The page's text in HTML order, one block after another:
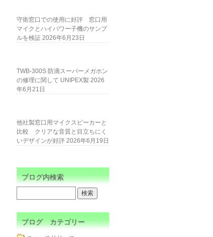
守衛窓口での使用に好評 窓口用
マイクとハイパワー子機のサンプ
ルを検証 2026年6月23日
TWB-300S 防滴スーパーメガホン
の修理に関して UNIPEX製 2026
年6月21日
他社製窓口用マイクスピーカーと
比較 クリアな音質と目立ちにく
いデザインが好評 2026年6月19日
ブログ内検索
ブログ カテゴリー